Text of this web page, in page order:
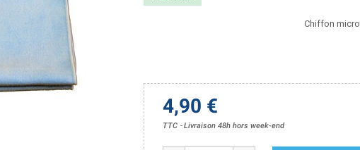
Chiffon
4,90 €
TTC Livraison 48h hors week-end